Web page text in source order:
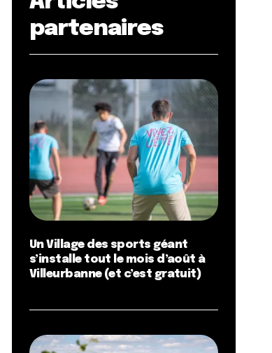
partenaires
Un Village des sports géant
s’installe tout le mois d’août à
Villeurbanne (et c’est gratuit)